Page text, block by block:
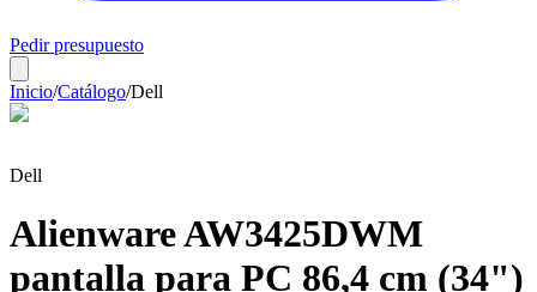
Pedir presupuesto
Inicio/Catálogo/Dell
Dell
Alienware AW3425DWM
pantalla para PC 86,4 cm (34")